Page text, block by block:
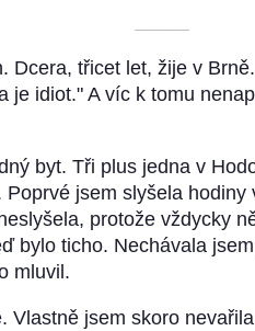
––––––––––
Dcera, třicet let, žije v
je idiot." A víc k tomu
byt. Tři plus jedna v
jsem slyšela
protože vždycky
bylo ticho. Nechávala
mluvil.
Vlastně jsem skoro